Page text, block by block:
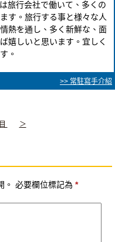
旅行会社で働いて、多くの
す。旅行する事と様々な人
熱を通し、多く新鮮な、面
嬉しいと思います。宜しく
。
>> 常駐寫手介紹
＞
。 必要欄位標記為 *